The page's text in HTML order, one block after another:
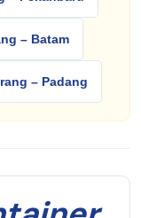
– Batam
– Padang